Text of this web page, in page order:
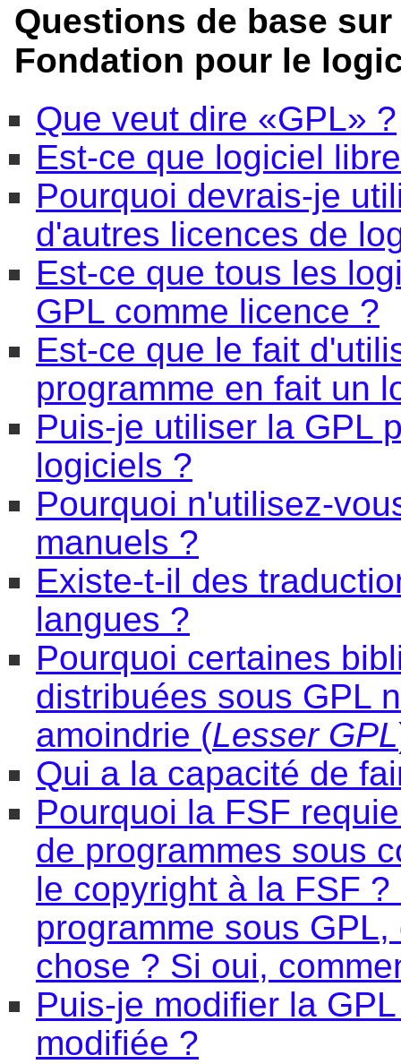
Questions de base
Fondation pour le
Que veut dire «GPL» ?
Est-ce que logiciel
Pourquoi devrais-je
d'autres licences de
Est-ce que tous les
GPL comme licence ?
Est-ce que le fait
programme en fait un
Puis-je utiliser la GPL
logiciels ?
Pourquoi n'utilisez-
manuels ?
Existe-t-il des
langues ?
Pourquoi certaines
distribuées sous GPL
amoindrie (Lesser GPL
Qui a la capacité de
Pourquoi la FSF
de programmes sous
le copyright à la FSF
programme sous
chose ? Si oui,
Puis-je modifier la
modifiée ?